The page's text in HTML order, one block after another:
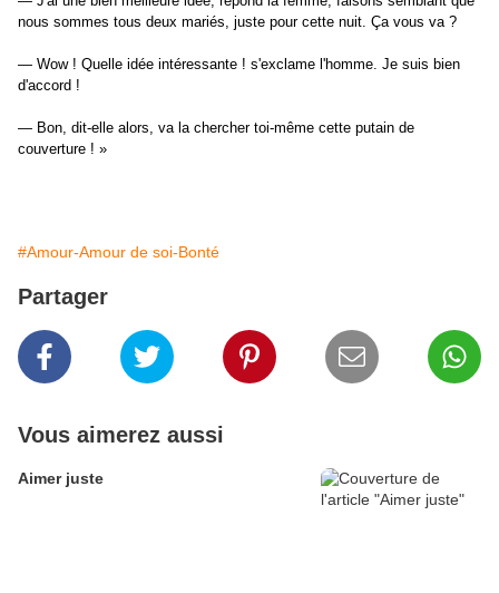
nous sommes tous deux mariés, juste pour cette nuit. Ça vous va ?
— Wow ! Quelle idée intéressante ! s'exclame l'homme. Je suis bien
d'accord !
— Bon, dit-elle alors, va la chercher toi-même cette putain de
couverture ! »
#Amour-Amour de soi-Bonté
Partager
Vous aimerez aussi
Aimer juste